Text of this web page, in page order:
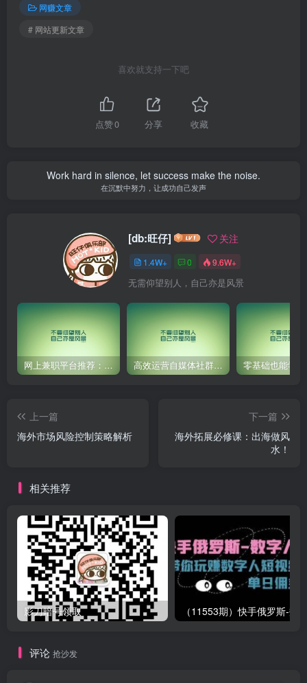
网赚文章
# 网站更新文章
喜欢就支持一下吧
点赞0 分享 收藏
Work hard in silence, let success make the noise.
在沉默中努力，让成功自己发声
[db:旺仔] 关注
1.4W+ 0 9.6W+
无需仰望别人，自己亦是风景
网上兼职平台推荐：国外网赚任务！ 高效运营自媒体社群，让内容更有价值！
上一篇
海外市场风险控制策略解析
下一篇
海外拓展必修课：出海做风
水！
相关推荐
影刀暗号领取
评论 抢沙发